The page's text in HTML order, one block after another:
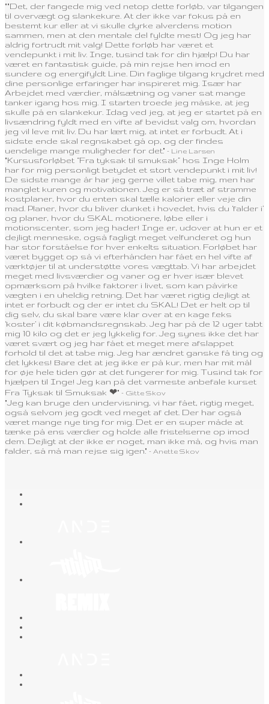
""Det, der fangede mig ved netop dette forløb, var tilgangen
til overvægt og slankekure. At der ikke var fokus på en
bestemt kur eller at vi skulle dyrke alverdens motion
sammen, men at den mentale del fyldte mest! Og jeg har
aldrig fortrudt mit valg! Dette forløb har været et
vendepunkt i mit liv. Inge, tusind tak for din hjælp! Du har
været en fantastisk guide, på min rejse hen imod en
sundere og energifyldt Line. Din faglige tilgang krydret med
dine personlige erfaringer har inspireret mig. Især har
Arbejdet med værdier, målsætning og vaner sat mange
tanker igang hos mig. I starten troede jeg måske, at jeg
skulle på en slankekur. Idag ved jeg, at jeg er startet på en
livsændring fyldt med en vifte af bevidst valg om, hvordan
jeg vil leve mit liv. Du har lært mig, at intet er forbudt. At i
sidste ende skal regnskabet gå op, og der findes
uendelige mange muligheder for det." - Line Larsen
"Kursusforløbet “Fra tyksak til smuksak” hos Inge Holm
har for mig personligt betydet et stort vendepunkt i mit liv!
De sidste mange år har jeg gerne villet tabe mig, men har
manglet kuren og motivationen. Jeg er så træt af stramme
kostplaner, hvor du enten skal tælle kalorier eller veje din
mad. Planer, hvor du bliver dunket i hovedet, hvis du ‘falder i’
og planer, hvor du SKAL motionere, løbe eller i
motionscenter, som jeg hader! Inge er, udover at hun er et
dejligt menneske, også fagligt meget velfunderet og hun
har stor forståelse for hver enkelts situation. Forløbet har
været bygget op så vi efterhånden har fået en hel vifte af
værktøjer til at understøtte vores vægttab. Vi har arbejdet
meget med livsværdier og vaner og er hver især blevet
opmærksom på hvilke faktorer i livet, som kan påvirke
vægten i en uheldig retning. Det har været rigtig dejligt at
intet er forbudt og der er intet du SKAL! Det er helt op til
dig selv, du skal bare være klar over at en kage f.eks
‘koster’ i dit købmandsregnskab. Jeg har på de 12 uger tabt
mig 10 kilo og det er jeg lykkelig for. Jeg synes ikke det har
været svært og jeg har fået et meget mere afslappet
forhold til det at tabe mig. Jeg har ændret ganske få ting og
det lykkes! Bare det at jeg ikke er på kur, men har mit mål
for øje hele tiden gør at det fungerer for mig. Tusind tak for
hjælpen til Inge! Jeg kan på det varmeste anbefale kurset
Fra Tyksak til Smuksak ❤" - Gitte Skov
"Jeg kan bruge den undervisning, vi har fået, rigtig meget,
også selvom jeg godt ved meget af det. Der har også
været mange nye ting for mig. Det er en super måde at
tænke på ens værdier og holde alle fristelserne op imod
dem. Dejligt at der ikke er noget, man ikke må, og hvis man
falder, så må man rejse sig igen." - Anette Skov